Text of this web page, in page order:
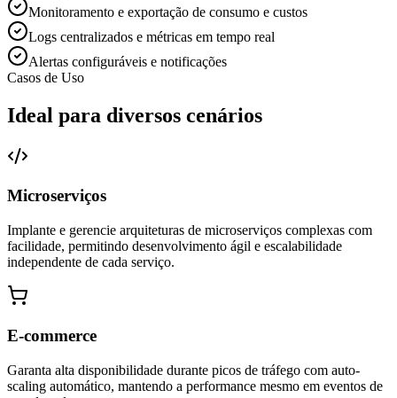
Monitoramento e exportação de consumo e custos
Logs centralizados e métricas em tempo real
Alertas configuráveis e notificações
Casos de Uso
Ideal para diversos cenários
Microserviços
Implante e gerencie arquiteturas de microserviços complexas com
facilidade, permitindo desenvolvimento ágil e escalabilidade
independente de cada serviço.
E-commerce
Garanta alta disponibilidade durante picos de tráfego com auto-
scaling automático, mantendo a performance mesmo em eventos de